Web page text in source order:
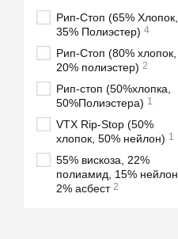
Рип-Стоп (65% Хлопок,
35% Полиэстер) 4
Рип-Стоп (80% хлопок,
20% полиэстер) 2
Рип-стоп (50%хлопка,
50%Полиэстера) 1
VTX Rip-Stop (50%
хлопок, 50% нейлон) 1
55% вискоза, 22%
полиамид, 15% нейлон,
2% асбест 2